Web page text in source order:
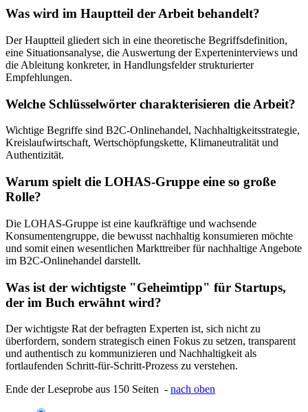
Was wird im Hauptteil der Arbeit behandelt?
Der Hauptteil gliedert sich in eine theoretische Begriffsdefinition,
eine Situationsanalyse, die Auswertung der Experteninterviews und
die Ableitung konkreter, in Handlungsfelder strukturierter
Empfehlungen.
Welche Schlüsselwörter charakterisieren die Arbeit?
Wichtige Begriffe sind B2C-Onlinehandel, Nachhaltigkeitsstrategie,
Kreislaufwirtschaft, Wertschöpfungskette, Klimaneutralität und
Authentizität.
Warum spielt die LOHAS-Gruppe eine so große
Rolle?
Die LOHAS-Gruppe ist eine kaufkräftige und wachsende
Konsumentengruppe, die bewusst nachhaltig konsumieren möchte
und somit einen wesentlichen Markttreiber für nachhaltige Angebote
im B2C-Onlinehandel darstellt.
Was ist der wichtigste "Geheimtipp" für Startups,
der im Buch erwähnt wird?
Der wichtigste Rat der befragten Experten ist, sich nicht zu
überfordern, sondern strategisch einen Fokus zu setzen, transparent
und authentisch zu kommunizieren und Nachhaltigkeit als
fortlaufenden Schritt-für-Schritt-Prozess zu verstehen.
Ende der Leseprobe aus 150 Seiten - nach oben